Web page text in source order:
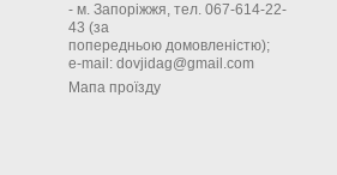
- м. Запоріжжя, тел. 067-614-22-
43 (за
попередньою домовленістю);
e-mail: dovjidag@gmail.com
Мапа проїзду